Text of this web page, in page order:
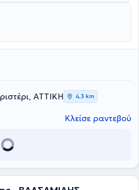
το Γενικό Νοσοκομείο
Νοσοκομείο Αττικής ΚΑΤ.
μελέτες, συμμετέχοντας
κοινότητα του κλάδου της.
ΑΤΤΙΚΗ 4,3 km
Κλείσε ραντεβού